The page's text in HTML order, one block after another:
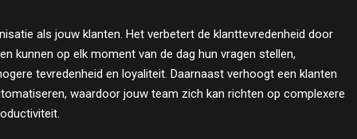
als jouw klanten. Het verbetert de klanttevredenheid door
kunnen op elk moment van de dag hun vragen stellen,
tevredenheid en loyaliteit. Daarnaast verhoogt een klanten
waardoor jouw team zich kan richten op complexere